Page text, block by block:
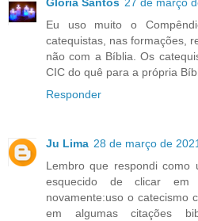
Eu uso muito o
catequistas, nas formações,
não com a Bíblia. Os
CIC do quê para a própria
Responder
Ju Lima 28 de março de
Lembro que respondi como
esquecido de clicar em
novamente:uso o catecismo
em algumas citações